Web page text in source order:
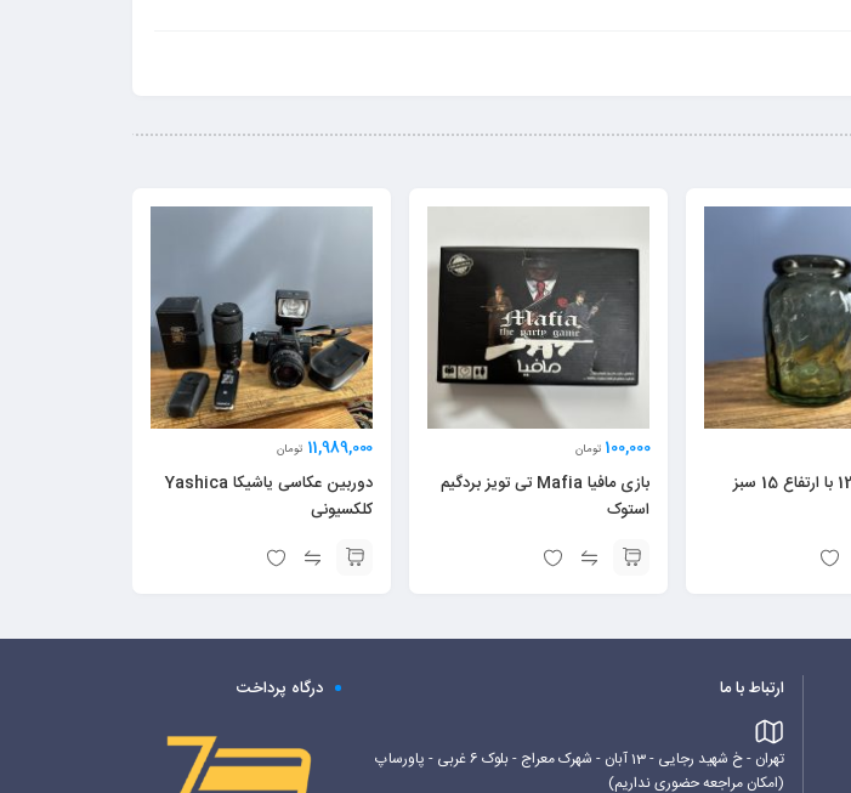
گلدون قطر 12 با ارتفاع 15 سبز
100,000 تومان
بازی مافيا Mafia تی تويز بردگیم
استوک
11,989,000 تومان
دوربین عکاسی یاشیکا Yashica
کلکسیونی
ارتباط با ما
تهران - خ شهید رجایی - 13 آبان - شهرک معراج - بلوک 6 غربی - پاورساپ
(امکان مراجعه حضوری نداریم)
درگاه پرداخت